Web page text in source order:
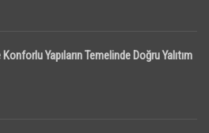
Yapıların Temelinde Doğru Yalıtım